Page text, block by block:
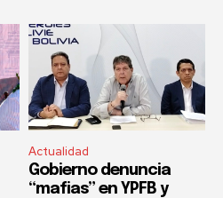
Actualidad
Gobierno denuncia
“mafias” en YPFB y